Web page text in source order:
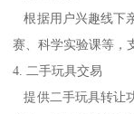
根据用户兴趣线下
赛、科学实验课等，
4. 二手玩具交易
提供二手玩具转让